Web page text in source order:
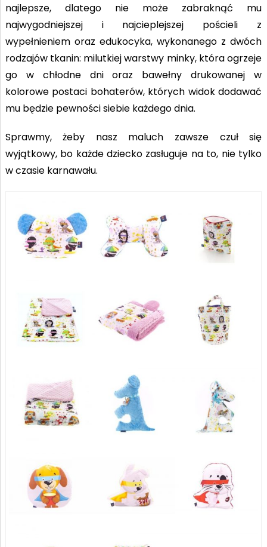
najlepsze, dlatego nie może zabraknąć mu
najwygodniejszej i najcieplejszej pościeli z
wypełnieniem oraz edukocyka, wykonanego z dwóch
rodzajów tkanin: milutkiej warstwy minky, która ogrzeje
go w chłodne dni oraz bawełny drukowanej w
kolorowe postaci bohaterów, których widok dodawać
mu będzie pewności siebie każdego dnia.
Sprawmy, żeby nasz maluch zawsze czuł się
wyjątkowy, bo każde dziecko zasługuje na to, nie tylko
w czasie karnawału.